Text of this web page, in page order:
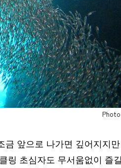
앞으로 나가면 깊어지지
링 초심자도 무서움없이 즐